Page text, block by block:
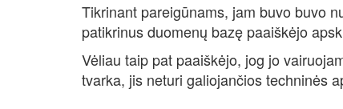
Tikrinant pareigūnams, jam buvo buvo
patikrinus duomenų bazę paaiškėjo
Vėliau taip pat paaiškėjo, jog jo
tvarka, jis neturi galiojančios techninės